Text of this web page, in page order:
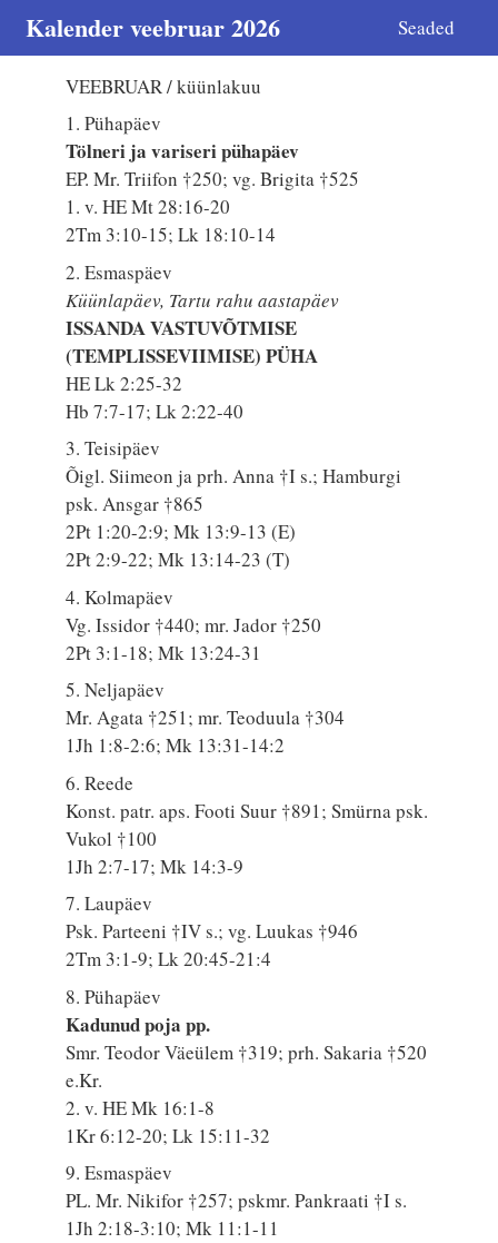
Kalender veebruar 2026 Seaded
VEEBRUAR / küünlakuu
1. Pühapäev
Tölneri ja variseri pühapäev
EP. Mr. Triifon †250; vg. Brigita †525
1. v. HE Mt 28:16-20
2Tm 3:10-15; Lk 18:10-14
2. Esmaspäev
Küünlapäev, Tartu rahu aastapäev
ISSANDA VASTUVÕTMISE
(TEMPLISSEVIIMISE) PÜHA
HE Lk 2:25-32
Hb 7:7-17; Lk 2:22-40
3. Teisipäev
Õigl. Siimeon ja prh. Anna †I s.; Hamburgi
psk. Ansgar †865
2Pt 1:20-2:9; Mk 13:9-13 (E)
2Pt 2:9-22; Mk 13:14-23 (T)
4. Kolmapäev
Vg. Issidor †440; mr. Jador †250
2Pt 3:1-18; Mk 13:24-31
5. Neljapäev
Mr. Agata †251; mr. Teoduula †304
1Jh 1:8-2:6; Mk 13:31-14:2
6. Reede
Konst. patr. aps. Footi Suur †891; Smürna psk.
Vukol †100
1Jh 2:7-17; Mk 14:3-9
7. Laupäev
Psk. Parteeni †IV s.; vg. Luukas †946
2Tm 3:1-9; Lk 20:45-21:4
8. Pühapäev
Kadunud poja pp.
Smr. Teodor Väeülem †319; prh. Sakaria †520
e.Kr.
2. v. HE Mk 16:1-8
1Kr 6:12-20; Lk 15:11-32
9. Esmaspäev
PL. Mr. Nikifor †257; pskmr. Pankraati †I s.
1Jh 2:18-3:10; Mk 11:1-11